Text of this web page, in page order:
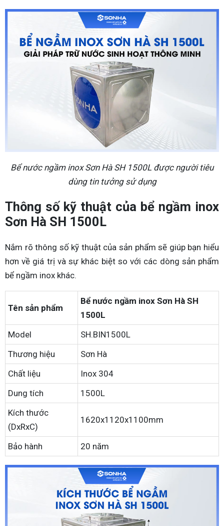
Bể nước ngầm inox Sơn Hà SH 1500L được người tiêu
dùng tin tưởng sử dụng
Thông số kỹ thuật của bể ngầm inox
Sơn Hà SH 1500L
Nắm rõ thông số kỹ thuật của sản phẩm sẽ giúp bạn hiểu
hơn về giá trị và sự khác biệt so với các dòng sản phẩm
bể ngầm inox khác.
Tên sản phẩm
Bể nước ngầm inox Sơn Hà SH
1500L
Model
SH.BIN1500L
Thương hiệu
Sơn Hà
Chất liệu
Inox 304
Dung tích
1500L
Kích thước
(DxRxC)
1620x1120x1100mm
Bảo hành 20 năm